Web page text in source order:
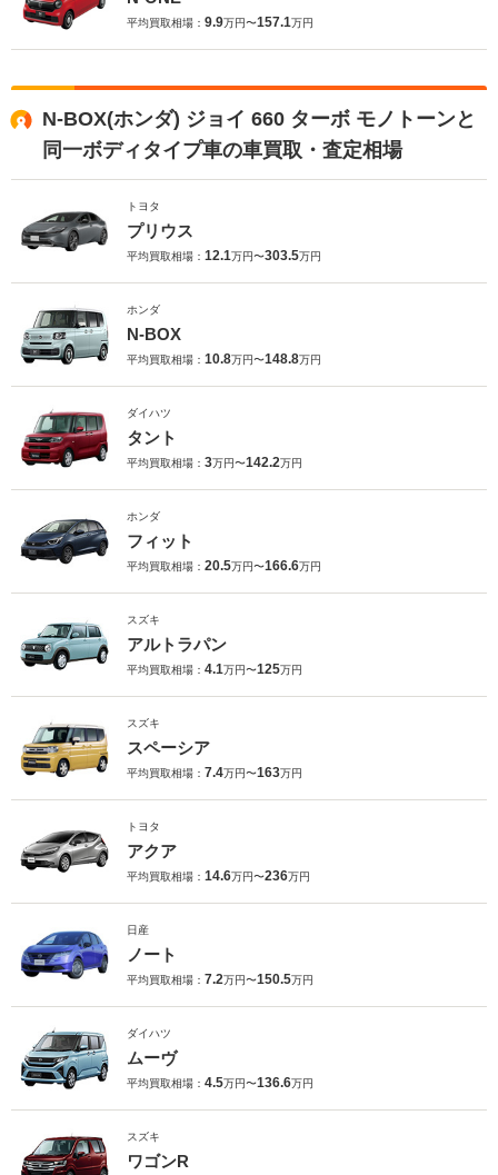
平均買取相場： 9.9万円〜157.1万円
N-BOX(ホンダ) ジョイ 660 ターボ モノトーンと
同一ボディタイプ車の車買取・査定相場
トヨタ
プリウス
平均買取相場： 12.1万円〜303.5万円
ホンダ
N-BOX
平均買取相場： 10.8万円〜148.8万円
ダイハツ
タント
平均買取相場： 3万円〜142.2万円
ホンダ
フィット
平均買取相場： 20.5万円〜166.6万円
スズキ
アルトラパン
平均買取相場： 4.1万円〜125万円
スズキ
スペーシア
平均買取相場： 7.4万円〜163万円
トヨタ
アクア
平均買取相場： 14.6万円〜236万円
日産
ノート
平均買取相場： 7.2万円〜150.5万円
ダイハツ
ムーヴ
平均買取相場： 4.5万円〜136.6万円
スズキ
ワゴンR